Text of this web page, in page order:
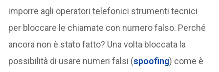
imporre agli operatori telefonici strumenti tecnici
per bloccare le chiamate con numero falso. Perché
ancora non è stato fatto? Una volta bloccata la
possibilità di usare numeri falsi (spoofing) come è